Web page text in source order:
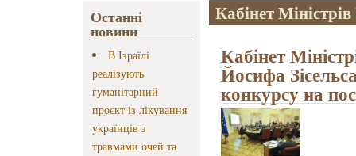
Останні
новини
В Ізраїлі
реалізують
гуманітарний
проєкт із лікування
українців з
травмами очей та
Кабінет
Кабінет
Йосифа
конкурсу на